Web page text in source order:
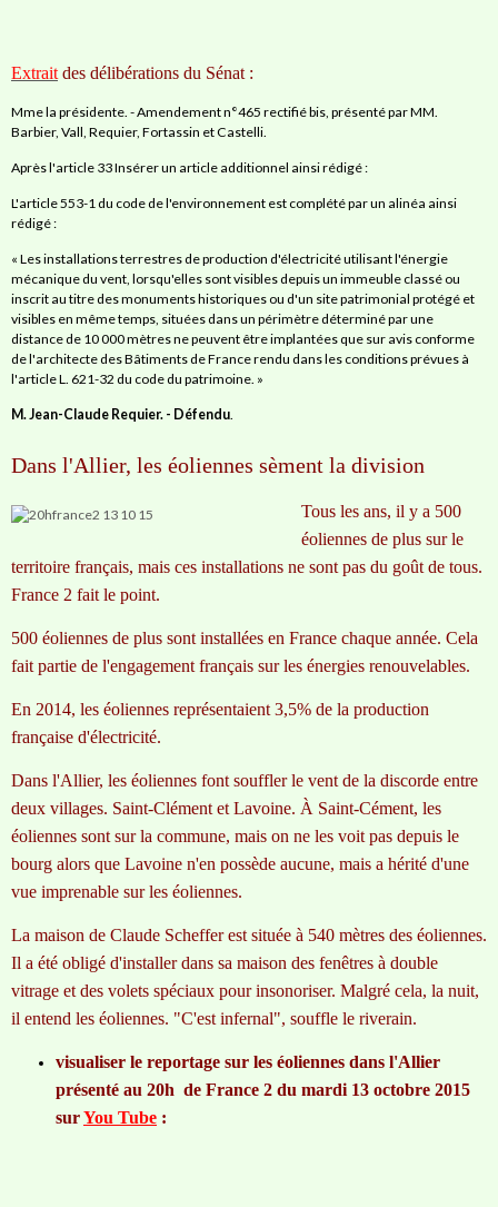
Extrait des délibérations du Sénat :
Mme la présidente. - Amendement n°465 rectifié bis, présenté par MM.
Barbier, Vall, Requier, Fortassin et Castelli.
Après l'article 33 Insérer un article additionnel ainsi rédigé :
L'article 553-1 du code de l'environnement est complété par un alinéa ainsi
rédigé :
« Les installations terrestres de production d'électricité utilisant l'énergie
mécanique du vent, lorsqu'elles sont visibles depuis un immeuble classé ou
inscrit au titre des monuments historiques ou d'un site patrimonial protégé et
visibles en même temps, situées dans un périmètre déterminé par une
distance de 10 000 mètres ne peuvent être implantées que sur avis conforme
de l'architecte des Bâtiments de France rendu dans les conditions prévues à
l'article L. 621-32 du code du patrimoine. »
M. Jean-Claude Requier. - Défendu.
Dans l'Allier, les éoliennes sèment la division
Tous les ans, il y a 500
éoliennes de plus sur le
territoire français, mais ces installations ne sont pas du goût de tous.
France 2 fait le point.
500 éoliennes de plus sont installées en France chaque année. Cela
fait partie de l'engagement français sur les énergies renouvelables.
En 2014, les éoliennes représentaient 3,5% de la production
française d'électricité.
Dans l'Allier, les éoliennes font souffler le vent de la discorde entre
deux villages. Saint-Clément et Lavoine. À Saint-Cément, les
éoliennes sont sur la commune, mais on ne les voit pas depuis le
bourg alors que Lavoine n'en possède aucune, mais a hérité d'une
vue imprenable sur les éoliennes.
La maison de Claude Scheffer est située à 540 mètres des éoliennes.
Il a été obligé d'installer dans sa maison des fenêtres à double
vitrage et des volets spéciaux pour insonoriser. Malgré cela, la nuit,
il entend les éoliennes. "C'est infernal", souffle le riverain.
visualiser le reportage sur les éoliennes dans l'Allier
présenté au 20h de France 2 du mardi 13 octobre 2015
surYou Tube :